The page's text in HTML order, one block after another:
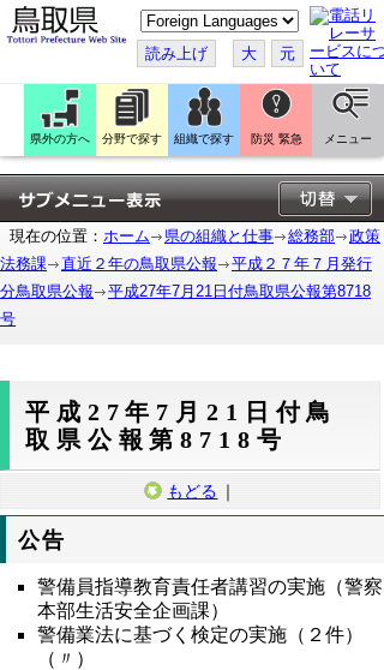
こ
の
ペ
ー
ジ
翻
訳
す
る
読み上げ 大 元
県外の方へ 分野で探す 組織で探す 防災 緊急 メニュー
現在の位置： ホーム 県の組織と仕事 総務部
政策
法務課
直近２年の鳥取県公報
平成２７年７月発行
分鳥取県公報
平成27年7月21日付鳥取県公報第8718
号
平成27年7月21日付鳥
取県公報第8718号
もどる ｜
公告
警備員指導教育責任者講習の実施（警察
本部生活安全企画課）
警備業法に基づく検定の実施（２件）
（〃）